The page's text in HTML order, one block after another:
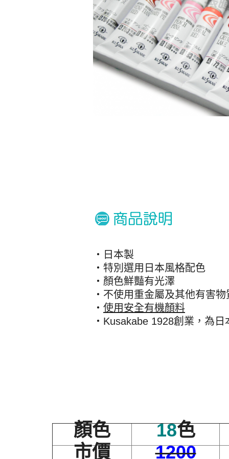
・日本製
・特別選用日本風格配色
・顏色鮮豔有光澤
・不使用重金屬及其他有害物
・ 使用安全有機顏料
・Kusakabe 1928創業，為
顏色 18色
市價
1200